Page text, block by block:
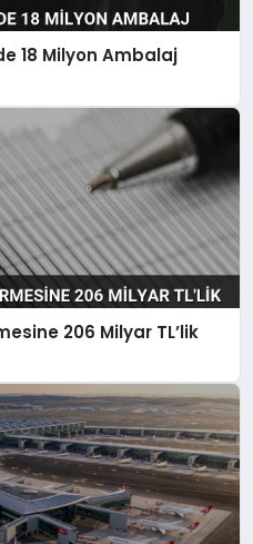
18 Milyon Ambalaj
206 Milyar TL’lik